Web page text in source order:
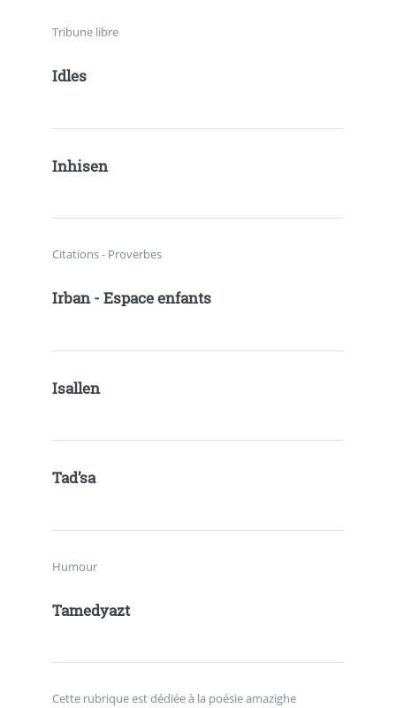
Tribune libre
Idles
Inhisen
Citations - Proverbes
Irban - Espace enfants
Isallen
Tad’sa
Humour
Tamedyazt
Cette rubrique est dédiée à la poésie amazighe